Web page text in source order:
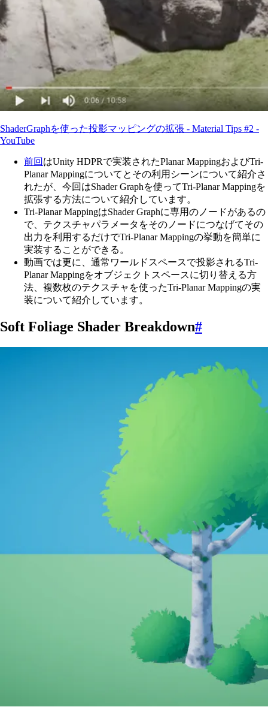
ShaderGraphを使った投影マッピングの拡張 - Material Tips #2 -
YouTube
前回 はUnity HDPRで実装されたPlanar MappingおよびTri-
Planar Mappingについてとその利用シーンについて紹介さ
れたが、今回はShader Graphを使ってTri-Planar Mappingを
拡張する方法について紹介しています。
Tri-Planar MappingはShader Graphに専用のノードがあるの
で、テクスチャパラメータをそのノードにつなげてその
出力を利用するだけでTri-Planar Mappingの挙動を簡単に
実装することができる。
動画では更に、通常ワールドスペースで投影されるTri-
Planar Mappingをオブジェクトスペースに切り替える方
法、複数枚のテクスチャを使ったTri-Planar Mappingの実
装について紹介しています。
Soft Foliage Shader Breakdown#